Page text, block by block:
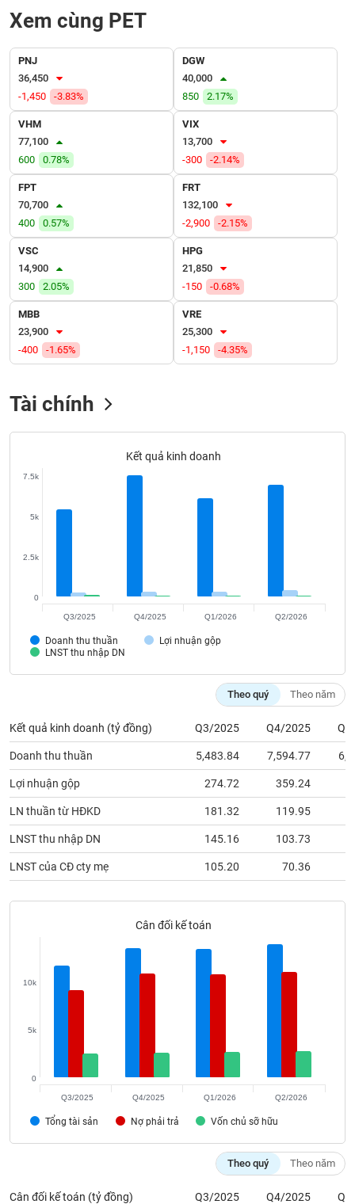
Xem cùng PET
PNJ
36,450
-1,450
-3.83%
DGW
40,000
850
2.17%
VHM
77,100
600
0.78%
VIX
13,700
-300
-2.14%
FPT
70,700
400
0.57%
FRT
132,100
-2,900
-2.15%
VSC
14,900
300
2.05%
HPG
21,850
-150
-0.68%
MBB
23,900
-400
-1.65%
VRE
25,300
-1,150
-4.35%
Tài chính
Kết quả kinh doanh
Doanh thu thuần
Lợi nhuận gộp
LNST thu nhập DN
0
2.5k
5k
7.5k
Q3/2025 Q4/2025 Q1/2026 Q2/2026
Theo quý Theo năm
Kết quả kinh doanh (tỷ đồng) Q3/2025 Q4/2025
Doanh thu thuần 5,483.84 7,594.77
Lợi nhuận gộp 274.72 359.24
LN thuần từ HĐKD 181.32 119.95
LNST thu nhập DN 145.16 103.73
LNST của CĐ cty mẹ 105.20 70.36
Cân đối kế toán
Tổng tài sản Nợ phải trả Vốn chủ sỡ hữu
0
5k
10k
Q3/2025 Q4/2025 Q1/2026 Q2/2026
Theo quý Theo năm
Cân đối kế toán (tỷ đồng) Q3/2025 Q4/2025
TRUYỀN
TIỆN
ÍCH
BẤT
ĐỘNG
SẢN
Mã
chứng
khoán
(-)
Tất cả Chỉ số Chứng chỉ quỹ Chứng
Lãnh
đạo
Người nội bộ Người liên quan
tức
của
tích
(-)
Thuật
ngữ
(-)
Dịch
vụ
Sách
Công
tư